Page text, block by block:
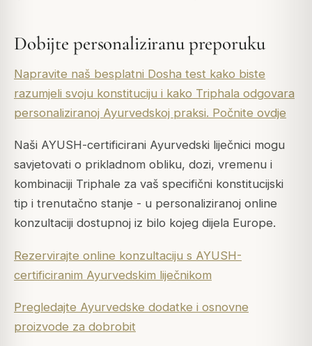
Dobijte personaliziranu preporuku
Napravite naš besplatni Dosha test kako biste
razumjeli svoju konstituciju i kako Triphala odgovara
personaliziranoj Ayurvedskoj praksi. Počnite ovdje
Naši AYUSH-certificirani Ayurvedski liječnici mogu
savjetovati o prikladnom obliku, dozi, vremenu i
kombinaciji Triphale za vaš specifični konstitucijski
tip i trenutačno stanje - u personaliziranoj online
konzultaciji dostupnoj iz bilo kojeg dijela Europe.
Rezervirajte online konzultaciju s AYUSH-
certificiranim Ayurvedskim liječnikom
Pregledajte Ayurvedske dodatke i osnovne
proizvode za dobrobit